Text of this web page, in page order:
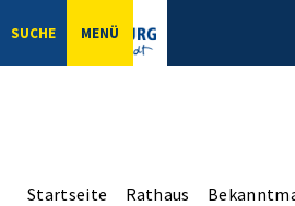
SUCHE MENÜ
Startseite Rathaus